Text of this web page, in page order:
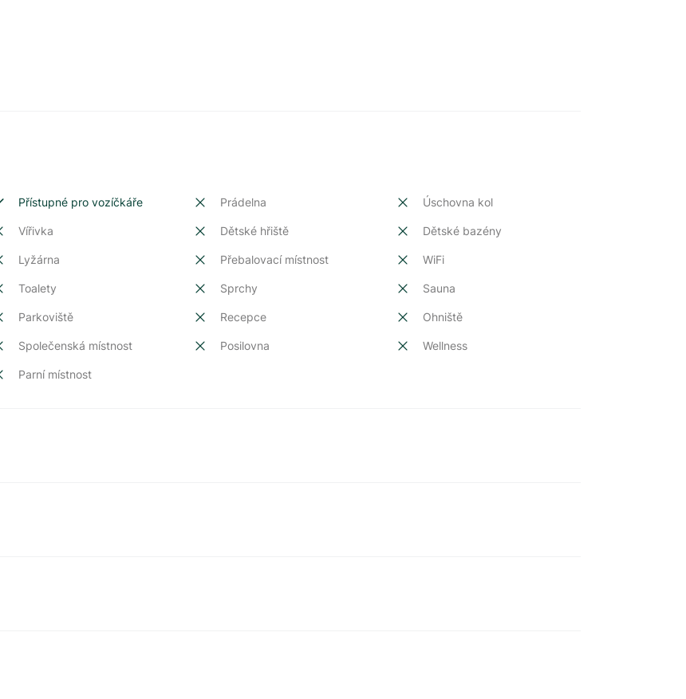
Přístupné pro vozíčkáře Prádelna Úschovna kol
Vířivka Dětské hřiště Dětské bazény
Lyžárna Přebalovací místnost WiFi
Toalety Sprchy Sauna
Parkoviště Recepce Ohniště
Společenská místnost Posilovna Wellness
Parní místnost